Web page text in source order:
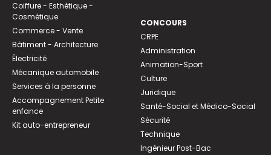
Coiffure - Esthétique -
Cosmétique
Commerce - Vente
Bâtiment - Architecture
Électricité
Mécanique automobile
Services à la personne
Accompagnement Petite
enfance
Kit auto-entrepreneur
CONCOURS
CRPE
Administration
Animation-Sport
Culture
Juridique
Santé-Social et Médico-Social
Sécurité
Technique
Ingénieur Post-Bac